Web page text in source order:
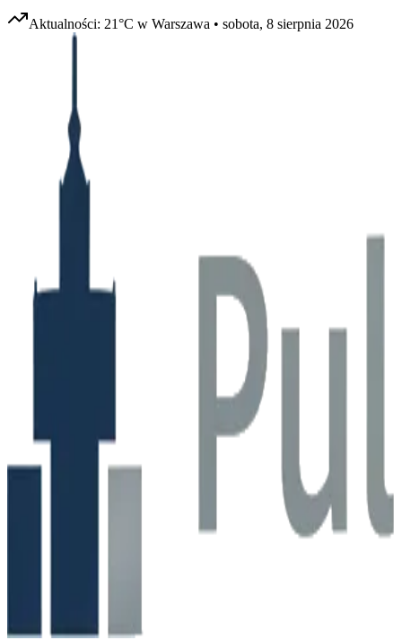
Aktualności: 21°C w Warszawa • sobota, 8 sierpnia 2026